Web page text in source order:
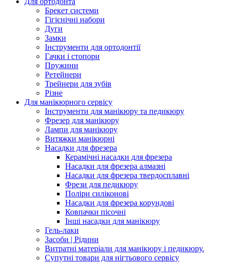
Брекет системи
Гігієнічні набори
Дуги
Замки
Інструменти для ортодонтії
Гачки і стопори
Пружини
Ретейнери
Трейнери для зубів
Різне
Для манікюрного сервісу
Інструменти для манікюру та педикюру
Фрезер для манікюру
Лампи для манікюру
Витяжки манікюрні
Насадки для фрезера
Керамічні насадки для фрезера
Насадки для фрезера алмазні
Насадки для фрезера твердосплавні
Фрези для педикюру
Поліри силіконові
Насадки для фрезера корундові
Ковпачки пісочні
Інші насадки для манікюру
Гель-лаки
Засоби | Рідини
Витратні матеріали для манікюру і педикюру.
Супутні товари для нігтьового сервісу